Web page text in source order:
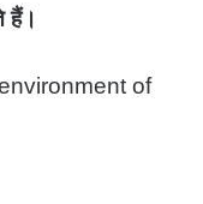
हैं।
of